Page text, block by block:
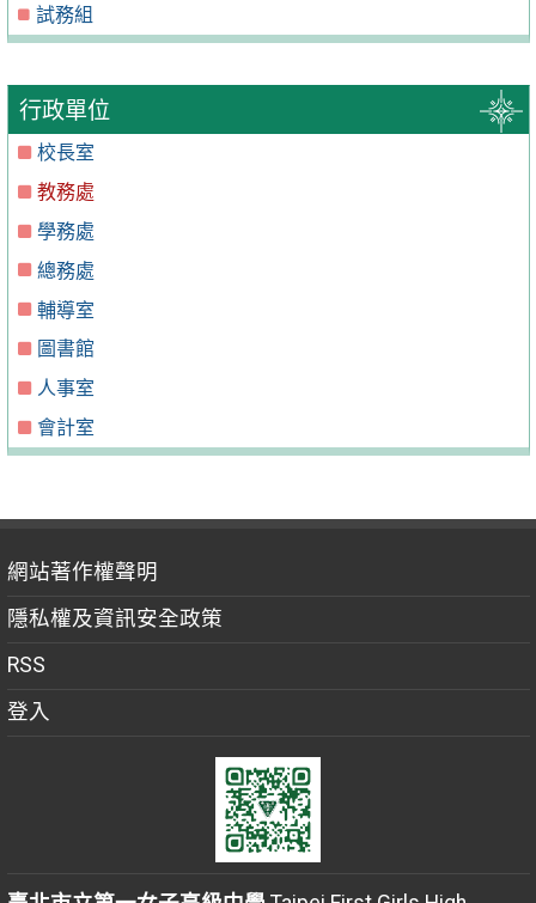
試務組
行政單位
校長室
教務處
學務處
總務處
輔導室
圖書館
人事室
會計室
網站著作權聲明
隱私權及資訊安全政策
RSS
登入